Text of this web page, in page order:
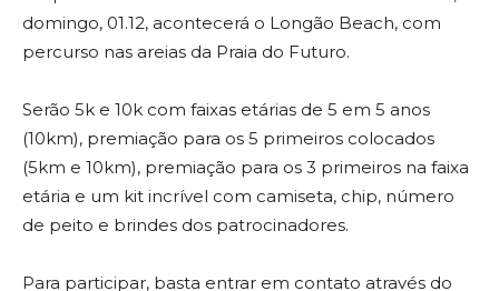
domingo, 01.12, acontecerá o Longão Beach, com
percurso nas areias da Praia do Futuro.
Serão 5k e 10k com faixas etárias de 5 em 5 anos
(10km), premiação para os 5 primeiros colocados
(5km e 10km), premiação para os 3 primeiros na faixa
etária e um kit incrível com camiseta, chip, número
de peito e brindes dos patrocinadores.
Para participar, basta entrar em contato através do